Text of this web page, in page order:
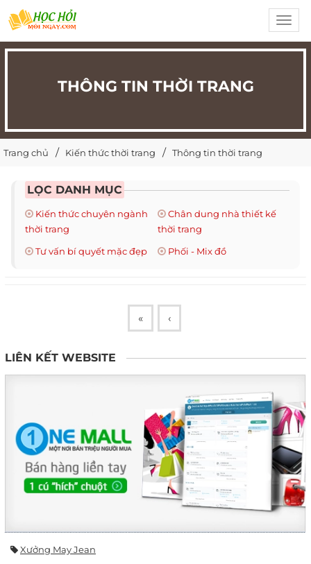
THÔNG TIN THỜI TRANG
Trang chủ Kiến thức thời trang Thông tin thời trang
LỌC DANH MỤC
Kiến thức chuyên ngành
thời trang
Chân dung nhà thiết kế
thời trang
Tư vấn bí quyết mặc đẹp
Phối - Mix đồ
« ‹
LIÊN KẾT WEBSITE
Xưởng May Jean